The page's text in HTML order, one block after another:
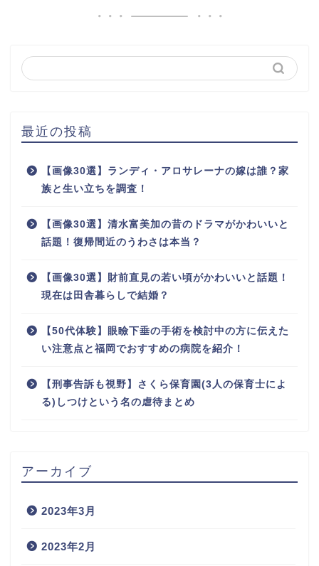
最近の投稿
【画像30選】ランディ・アロサレーナの嫁は誰？家
族と生い立ちを調査！
【画像30選】清水富美加の昔のドラマがかわいいと
話題！復帰間近のうわさは本当？
【画像30選】財前直見の若い頃がかわいいと話題！
現在は田舎暮らしで結婚？
【50代体験】眼瞼下垂の手術を検討中の方に伝えた
い注意点と福岡でおすすめの病院を紹介！
【刑事告訴も視野】さくら保育園(3人の保育士によ
る)しつけという名の虐待まとめ
アーカイブ
2023年3月
2023年2月